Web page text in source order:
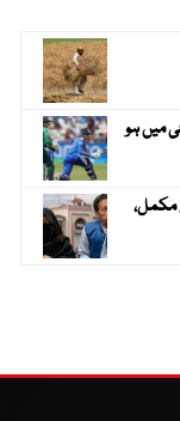
دبئی میں ہو
مکمل،